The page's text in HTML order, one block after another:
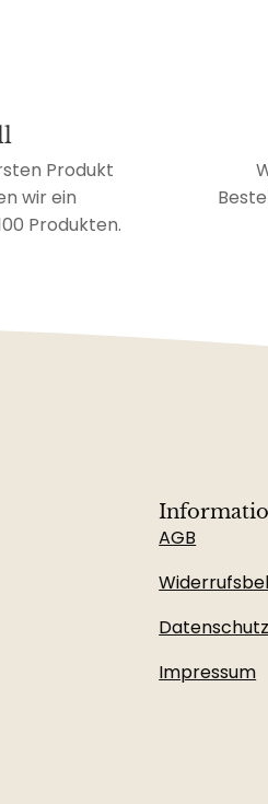
Produkt
wir ein
Produkten.
AGB
Impressum